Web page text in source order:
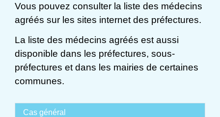
Vous pouvez consulter la liste des médecins
agréés sur les sites internet des préfectures.
La liste des médecins agréés est aussi
disponible dans les préfectures, sous-
préfectures et dans les mairies de certaines
communes.
Cas général